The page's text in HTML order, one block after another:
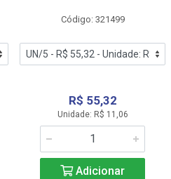
Código: 321499
R$ 55,32
Unidade: R$ 11,06
Adicionar